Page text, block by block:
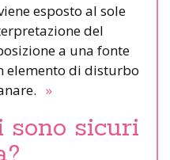
esposto al sole
del
a una fonte
elemento di disturbo
»
sono sicuri